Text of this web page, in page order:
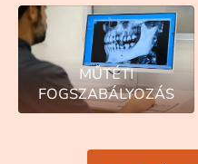
MŰTÉTI
FOGSZABÁLYOZÁS